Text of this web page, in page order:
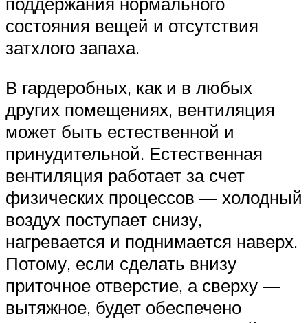
состояния вещей и отсутствия
затхлого запаха.
В гардеробных, как и в любых
других помещениях, вентиляция
может быть естественной и
принудительной. Естественная
вентиляция работает за счет
физических процессов — холодный
воздух поступает снизу,
нагревается и поднимается наверх.
Потому, если сделать внизу
приточное отверстие, а сверху —
вытяжное, будет обеспечено